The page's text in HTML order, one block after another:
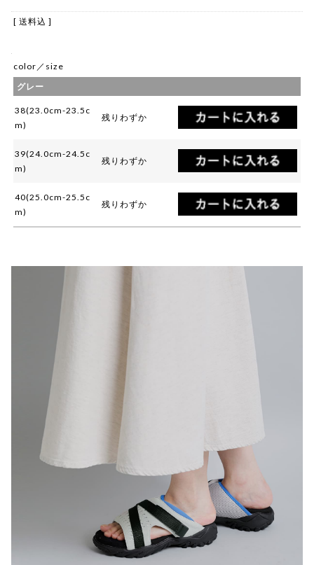
[ 送料込 ]
color／size
グレー
38(23.0cm-23.5c
m)
残りわずか
39(24.0cm-24.5c
m)
残りわずか
40(25.0cm-25.5c
m)
残りわずか